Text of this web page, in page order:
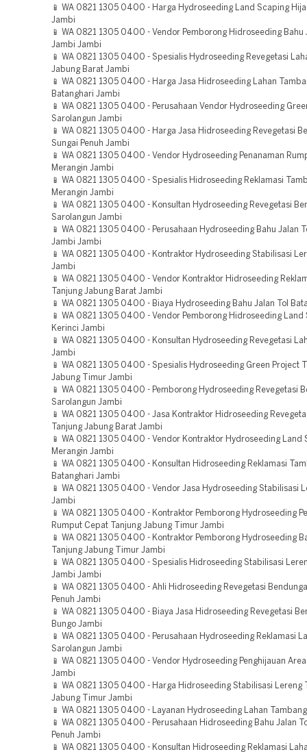
📱 WA 0821 1305 0400 - Harga Hydroseeding Land Scaping
Jambi
📱 WA 0821 1305 0400 - Vendor Pemborong Hidroseeding Bahu
Jambi Jambi
📱 WA 0821 1305 0400 - Spesialis Hydroseeding Revegetasi
Jabung Barat Jambi
📱 WA 0821 1305 0400 - Harga Jasa Hidroseeding Lahan
Batanghari Jambi
📱 WA 0821 1305 0400 - Perusahaan Vendor Hydroseeding
Sarolangun Jambi
📱 WA 0821 1305 0400 - Harga Jasa Hidroseeding Revegetasi
Sungai Penuh Jambi
📱 WA 0821 1305 0400 - Vendor Hydroseeding Penanaman
Merangin Jambi
📱 WA 0821 1305 0400 - Spesialis Hidroseeding Reklamasi
Merangin Jambi
📱 WA 0821 1305 0400 - Konsultan Hydroseeding Revegetasi
Sarolangun Jambi
📱 WA 0821 1305 0400 - Perusahaan Hydroseeding Bahu Jalan
Jambi Jambi
📱 WA 0821 1305 0400 - Kontraktor Hydroseeding Stabilisasi
Jambi
📱 WA 0821 1305 0400 - Vendor Kontraktor Hidroseeding
Tanjung Jabung Barat Jambi
📱 WA 0821 1305 0400 - Biaya Hydroseeding Bahu Jalan Tol
📱 WA 0821 1305 0400 - Vendor Pemborong Hidroseeding Land
Kerinci Jambi
📱 WA 0821 1305 0400 - Konsultan Hydroseeding Revegetasi
Jambi
📱 WA 0821 1305 0400 - Spesialis Hydroseeding Green Project
Jabung Timur Jambi
📱 WA 0821 1305 0400 - Pemborong Hydroseeding Revegetasi
Sarolangun Jambi
📱 WA 0821 1305 0400 - Jasa Kontraktor Hidroseeding
Tanjung Jabung Barat Jambi
📱 WA 0821 1305 0400 - Vendor Kontraktor Hydroseeding Land
Merangin Jambi
📱 WA 0821 1305 0400 - Konsultan Hidroseeding Reklamasi
Batanghari Jambi
📱 WA 0821 1305 0400 - Vendor Jasa Hydroseeding Stabilisasi
Jambi
📱 WA 0821 1305 0400 - Kontraktor Pemborong Hydroseeding
Rumput Cepat Tanjung Jabung Timur Jambi
📱 WA 0821 1305 0400 - Kontraktor Pemborong Hydroseeding
Tanjung Jabung Timur Jambi
📱 WA 0821 1305 0400 - Spesialis Hidroseeding Stabilisasi
Jambi Jambi
📱 WA 0821 1305 0400 - Ahli Hidroseeding Revegetasi
Penuh Jambi
📱 WA 0821 1305 0400 - Biaya Jasa Hidroseeding Revegetasi
Bungo Jambi
📱 WA 0821 1305 0400 - Perusahaan Hydroseeding Reklamasi
Sarolangun Jambi
📱 WA 0821 1305 0400 - Vendor Hydroseeding Penghijauan
Jambi
📱 WA 0821 1305 0400 - Harga Hidroseeding Stabilisasi Lereng
Jabung Timur Jambi
📱 WA 0821 1305 0400 - Layanan Hydroseeding Lahan
📱 WA 0821 1305 0400 - Perusahaan Hidroseeding Bahu Jalan
Penuh Jambi
📱 WA 0821 1305 0400 - Konsultan Hidroseeding Reklamasi